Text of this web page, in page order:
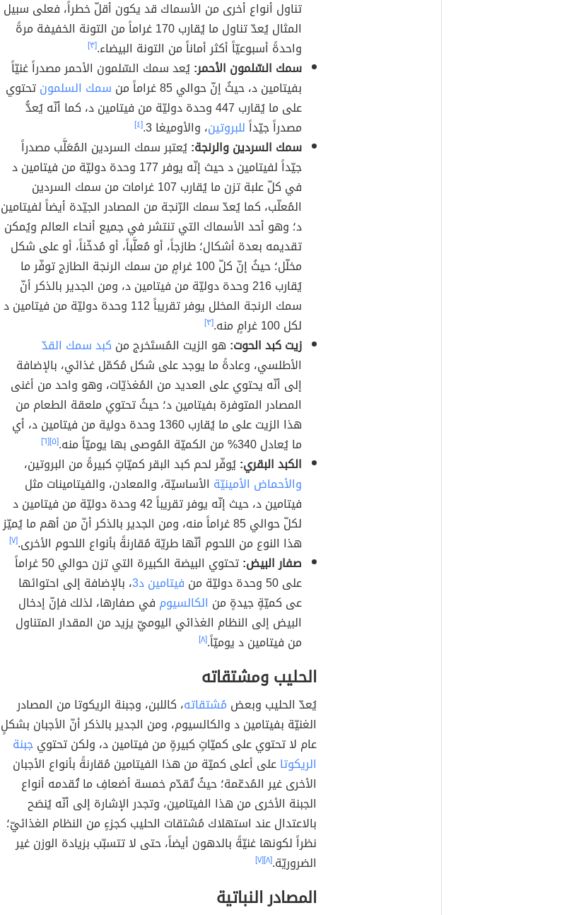
تناول أنواع أخرى من الأسماك قد يكون أقلّ خطراً، فعلى سبيل
المثال يُعدّ تناول ما يُقارب 170 غراماً من التونة الخفيفة مرةً
واحدةً أسبوعيّاً أكثر أماناً من التونة البيضاء.[٣]
سمك السّلمون الأحمر:يُعد سمك السّلمون الأحمر مصدراً غنيّاً
بفيتامين د، حيثُ إنّ حوالي 85 غراماً من
سمك السلمونتحتوي
على ما يُقارب 447 وحدة دوليّة من فيتامين د، كما أنّه يُعدُّ
مصدراً جيّداًللبروتين، والأوميغا 3. [٤]
سمك السردين والرنجة:يُعتبر سمك السردين المُعَلَّب مصدراً
جيّداً لفيتامين د حيث إنّه يوفر 177 وحدة دوليّة من فيتامين د
في كلّ علبة تزن ما يُقارب 107 غرامات من سمك السردين
المُعلّب، كما يُعدّ سمك الرّنجة من المصادر الجيّدة أيضاً لفيتامين
د؛ وهو أحد الأسماك التي تنتشر في جميع أنحاء العالم ويُمكن
تقديمه بعدة أشكال؛ طازجاً، أو مُعلَّباً، أو مُدخّناً، أو على شكل
مخلّل؛ حيثُ إنّ كلّ 100 غرامٍ من سمك الرنجة الطازج توفّر ما
يُقارب 216 وحدة دوليّة من فيتامين د، ومن الجدير بالذكر أنّ
سمك الرنجة المخلل يوفر تقريباً 112 وحدة دوليّة من فيتامين د
لكل 100 غرامٍ منه.
[٣]
زيت كبد الحوت: هو الزيت المُستَخرج من كبد سمك القدّ
الأطلسي، وعادةً ما يوجد على شكل مُكمّل غذائي، بالإضافة
إلى أنّه يحتوي على العديد من المُغذيّات، وهو واحد من أغنى
المصادر المتوفرة بفيتامين د؛ حيثُ تحتوي ملعقة الطعام من
هذا الزيت على ما يُقارب 1360 وحدة دولية من فيتامين د، أي
ما يُعادل 340% من الكميّة المُوصى بها يوميّاً منه.
[٥] [٦]
الكبد البقري:يُوفّر لحم كبد البقر كميّاتٍ كبيرةً من البروتين،
والأحماض الأمينيّة الأساسيّة، والمعادن، والفيتامينات مثل
فيتامين د، حيث إنّه يوفر تقريباً 42 وحدة دوليّة من فيتامين د
لكلّ حوالي 85 غراماً منه، ومن الجدير بالذكر أنّ من أهم ما يُميّز
هذا النوع من اللحوم أنّها طريّة مُقارنةً بأنواع اللحوم الأخرى.[٧]
صفار البيض:
تحتوي البيضة الكبيرة التي تزن حوالي 50 غراماً
على 50 وحدة دوليّة من
فيتامين د3 ، بالإضافة إلى احتوائها
عى كميّةٍ جيدةٍ من الكالسيوم في صفارها، لذلك فإنّ إدخال
البيض إلى النظام الغذائي اليوميّ يزيد من المقدار المتناول
من فيتامين د يوميّاً.[٨]
الحليب ومشتقاته
يُعدّ الحليب وبعض مُشتقاته، كاللبن، وجبنة الريكوتا من المصادر
الغنيّة بفيتامين د والكالسيوم، ومن الجدير بالذكر أنّ الأجبان بشكلٍ
عام لا تحتوي على كميّاتٍ كبيرةٍ من فيتامين د، ولكن تحتويجبنة
الريكوتاعلى أعلى كميّة من هذا الفيتامين مُقارنةً بأنواع الأجبان
الأخرى غير المُدعّمة؛ حيثُ تُقدّم خمسة أضعافِ ما تُقدمه أنواع
الجبنة الأخرى من هذا الفيتامين، وتجدر الإشارة إلى أنّه يُنصَح
بالاعتدال عند استهلاك مُشتقات الحليب كجزءٍ من النظام الغذائيّ؛
نظراً لكونها غنيّةً بالدهون أيضاً، حتى لا تتسبّب بزيادة الوزن غير
الضروريّة.[٨] [٧]
المصادر النباتية